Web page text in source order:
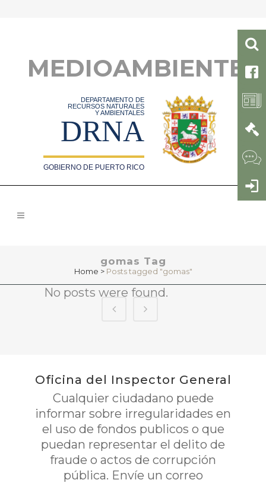
MEDIOAMBIENTE
DEPARTAMENTO DE
RECURSOS NATURALES
Y AMBIENTALES
DRNA
GOBIERNO DE PUERTO RICO
gomas Tag
Home > Posts tagged "gomas"
No posts were found.
Oficina del Inspector General
Cualquier ciudadano puede
informar sobre irregularidades en
el uso de fondos publicos o que
puedan representar el delito de
fraude o actos de corrupción
pública. Envíe un correo